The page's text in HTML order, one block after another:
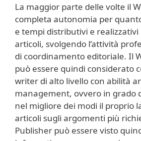
La maggior parte delle volte il
completa autonomia per
e tempi distributivi e realizzativi
articoli, svolgendo l’attività
di coordinamento editoriale. Il
può essere quindi considerato
writer di alto livello con abilità
management, ovvero in grado
nel migliore dei modi il proprio
articoli sugli argomenti più
Publisher può essere visto